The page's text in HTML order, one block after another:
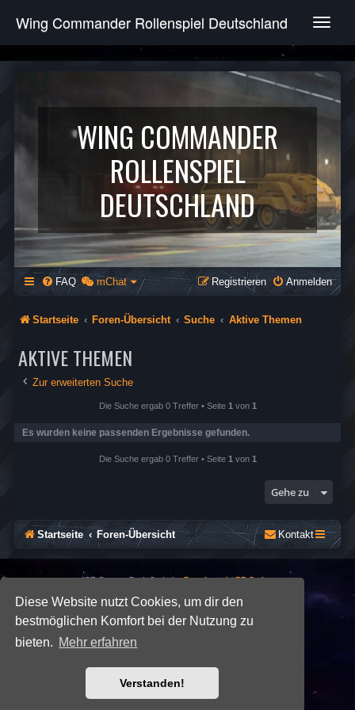
Diese Website nutzt Cookies, um dir den
bestmöglichen Komfort bei der Nutzung zu
bieten. Mehr erfahren
Verstanden!
T
g
e
v
g
a
t
i
o
n
Wing Commander Rollenspiel Deutschland
WING COMMANDER
ROLLENSPIEL
DEUTSCHLAND
FAQ mChat Anmelden
Registrieren
Startseite Foren-Übersicht Suche Aktive Themen
AKTIVE THEMEN
Zur erweiterten Suche
Die Suche ergab 0 Treffer • Seite 1 von 1
Es wurden keine passenden Ergebnisse gefunden.
Die Suche ergab 0 Treffer • Seite 1 von 1
Gehe zu
Startseite Foren-Übersicht Kontakt
*SE Gamer: Dark Style byPremium phpBB Styles
Powered byphpBB ® Forum Software © phpBB Limited
Datenschutz